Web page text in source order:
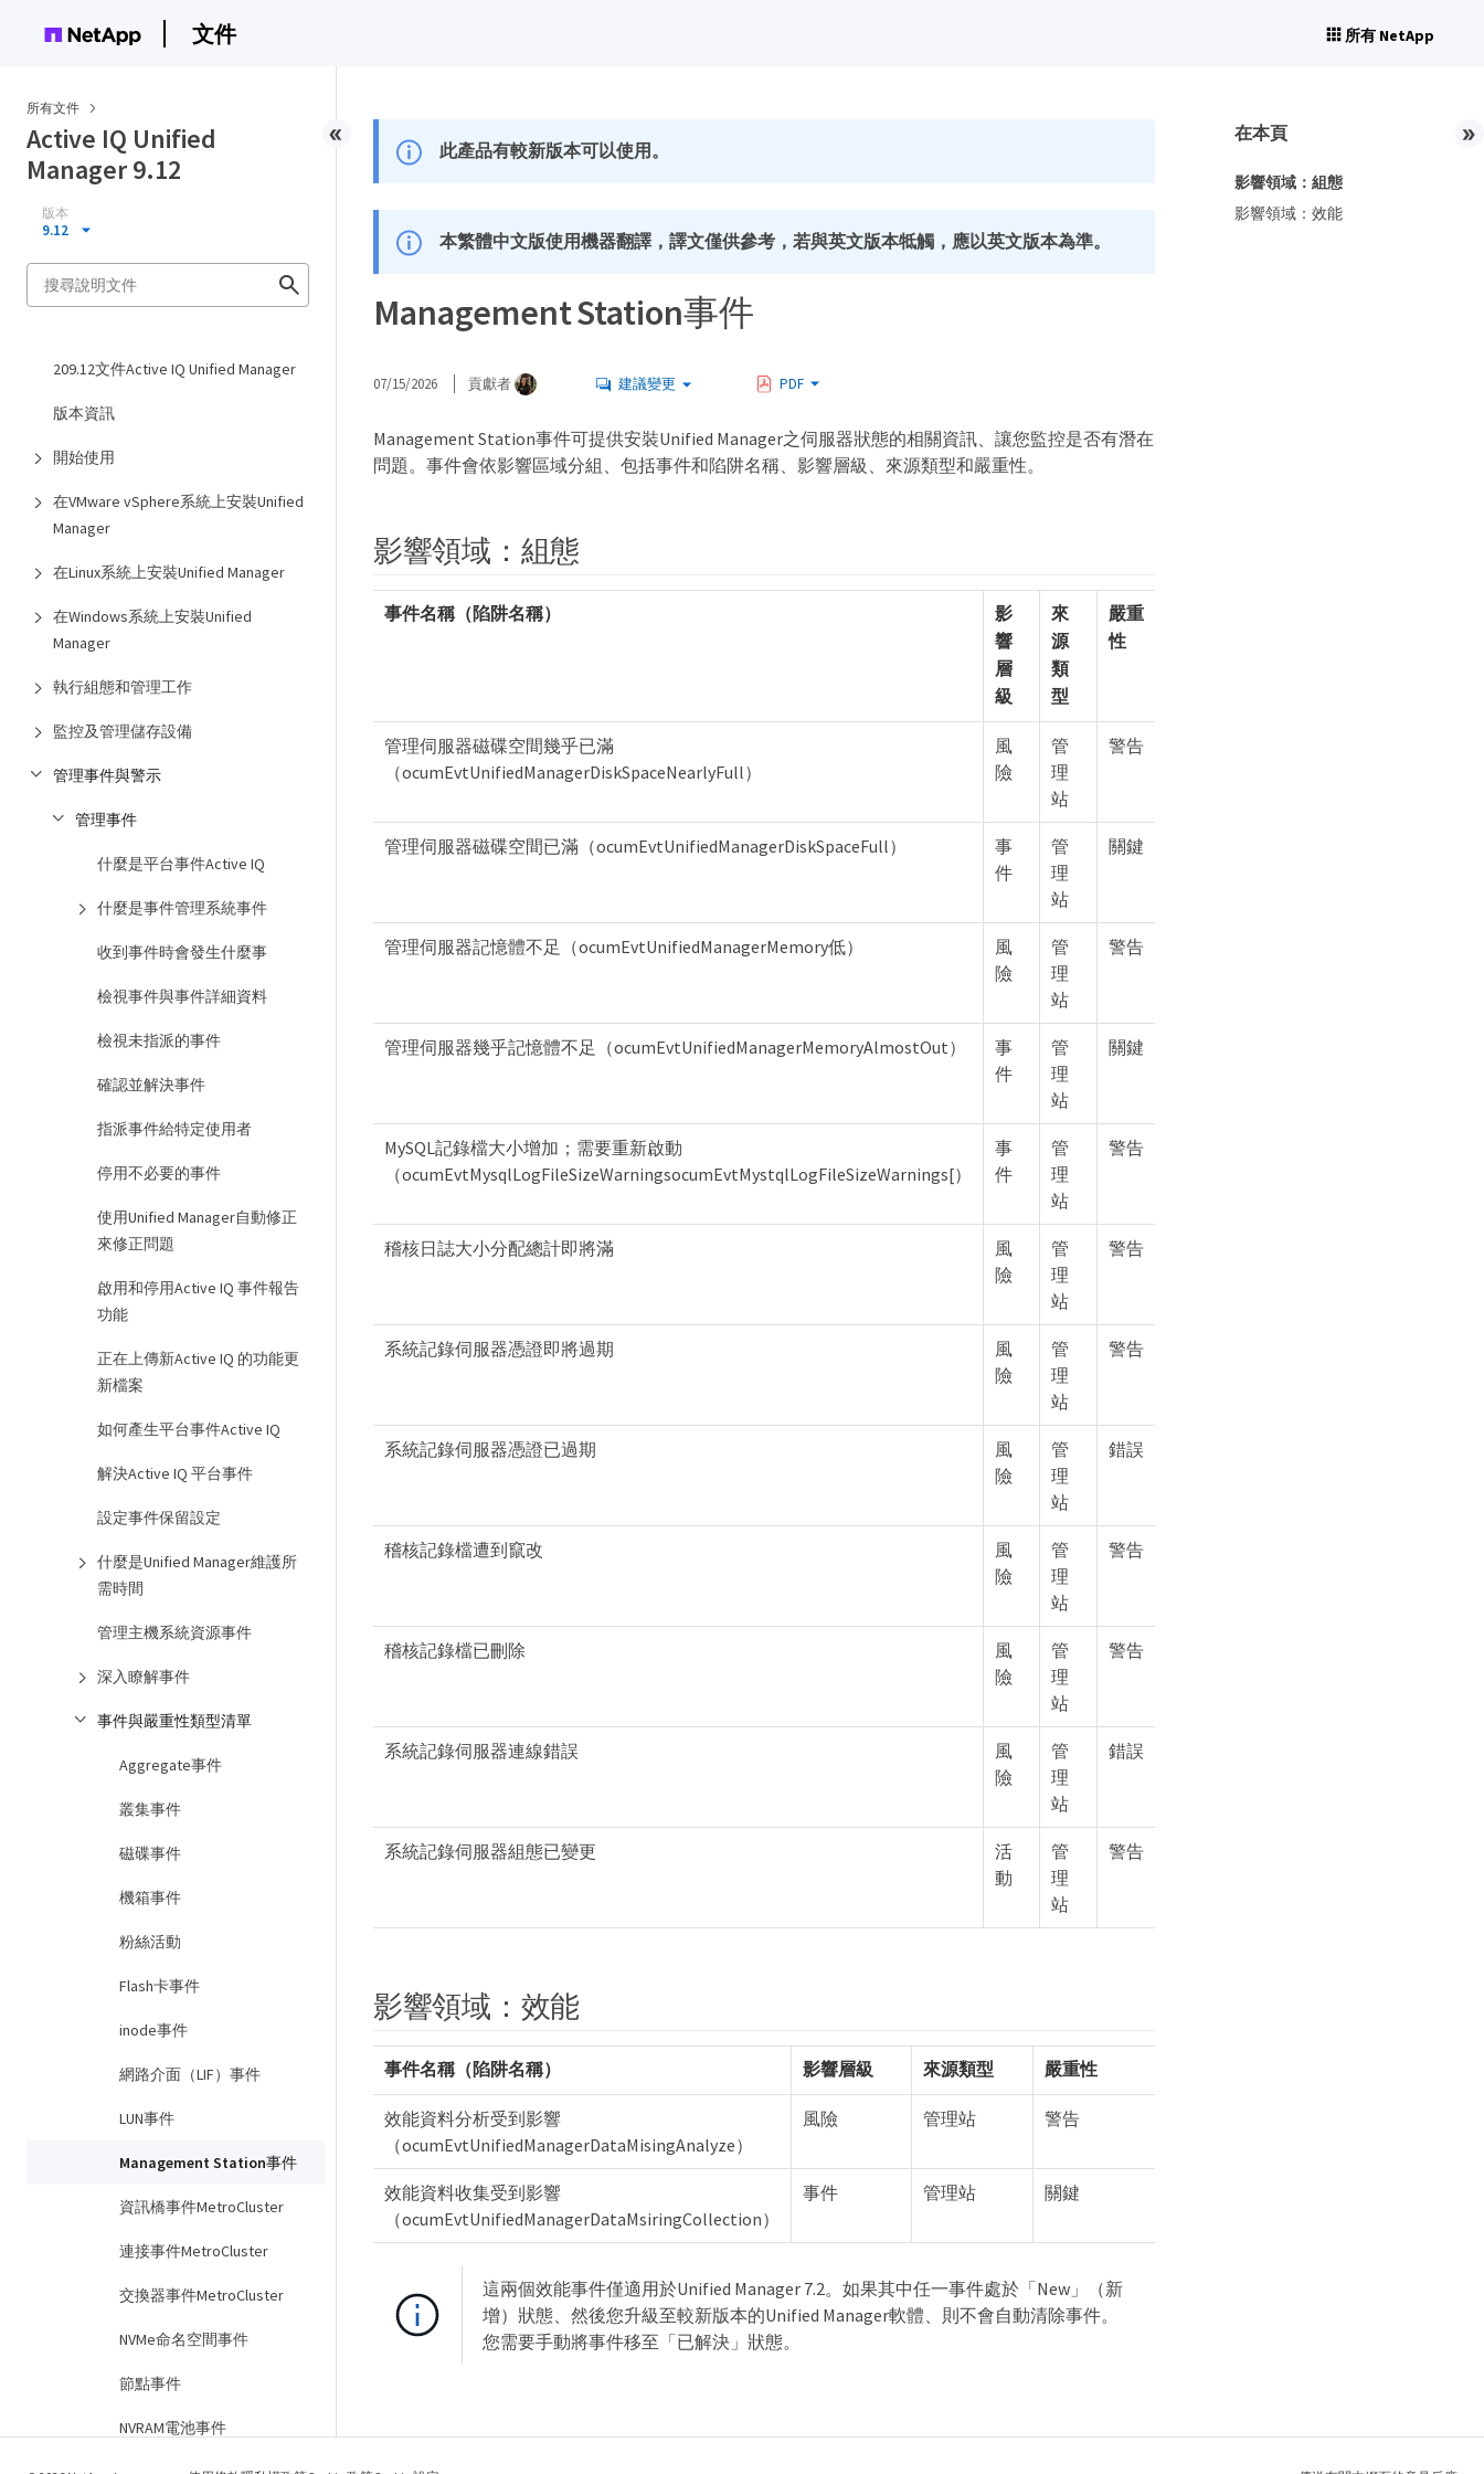
文件 所有 NetApp
所有文件
Active IQ Unified
Manager 9.12
版本
9.12
209.12文件Active IQ Unified Manager
版本資訊
開始使用
在VMware vSphere系統上安裝Unified
Manager
在Linux系統上安裝Unified Manager
在Windows系統上安裝Unified
Manager
執行組態和管理工作
監控及管理儲存設備
管理事件與警示
管理事件
什麼是平台事件Active IQ
什麼是事件管理系統事件
收到事件時會發生什麼事
檢視事件與事件詳細資料
檢視未指派的事件
確認並解決事件
指派事件給特定使用者
停用不必要的事件
使用Unified Manager自動修正
來修正問題
啟用和停用Active IQ 事件報告
功能
正在上傳新Active IQ 的功能更
新檔案
如何產生平台事件Active IQ
解決Active IQ 平台事件
設定事件保留設定
什麼是Unified Manager維護所
需時間
管理主機系統資源事件
深入瞭解事件
事件與嚴重性類型清單
Aggregate事件
叢集事件
磁碟事件
機箱事件
粉絲活動
Flash卡事件
inode事件
網路介面（LIF）事件
LUN事件
Management Station事件
資訊橋事件MetroCluster
連接事件MetroCluster
交換器事件MetroCluster
NVMe命名空間事件
節點事件
NVRAM電池事件
此產品有較新版本可以使用。
本繁體中文版使用機器翻譯，譯文僅供參考，若與英文版本牴觸，應以英文版本為準。
Management Station事件
07/15/2026 貢獻者 建議變更 PDF
Management Station事件可提供安裝Unified Manager之伺服器狀態的相關資訊、讓您監控是否有潛在
問題。事件會依影響區域分組、包括事件和陷阱名稱、影響層級、來源類型和嚴重性。
影響領域：組態
事件名稱（陷阱名稱）
影
響
層
級
來
源
類
型
嚴重
性
管理伺服器磁碟空間幾乎已滿
（ocumEvtUnifiedManagerDiskSpaceNearlyFull）
風
險
管
理
站
警告
管理伺服器磁碟空間已滿（ocumEvtUnifiedManagerDiskSpaceFull）
事
件
管
理
站
關鍵
管理伺服器記憶體不足（ocumEvtUnifiedManagerMemory低）
風
險
管
理
站
警告
管理伺服器幾乎記憶體不足（ocumEvtUnifiedManagerMemoryAlmostOut）
事
件
管
理
站
關鍵
MySQL記錄檔大小增加；需要重新啟動
（ocumEvtMysqlLogFileSizeWarningsocumEvtMystqlLogFileSizeWarnings[）
事
件
管
理
站
警告
稽核日誌大小分配總計即將滿
風
險
管
理
站
警告
系統記錄伺服器憑證即將過期
風
險
管
理
站
警告
系統記錄伺服器憑證已過期
風
險
管
理
站
錯誤
稽核記錄檔遭到竄改
風
險
管
理
站
警告
稽核記錄檔已刪除
風
險
管
理
站
警告
系統記錄伺服器連線錯誤
風
險
管
理
站
錯誤
系統記錄伺服器組態已變更
活
動
管
理
站
警告
影響領域：效能
事件名稱（陷阱名稱） 影響層級 來源類型 嚴重性
效能資料分析受到影響
（ocumEvtUnifiedManagerDataMisingAnalyze）
風險 管理站 警告
效能資料收集受到影響
（ocumEvtUnifiedManagerDataMsiringCollection）
事件 管理站 關鍵
這兩個效能事件僅適用於Unified Manager 7.2。如果其中任一事件處於「New」（新
增）狀態、然後您升級至較新版本的Unified Manager軟體、則不會自動清除事件。
您需要手動將事件移至「已解決」狀態。
在本頁
影響領域：組態
影響領域：效能